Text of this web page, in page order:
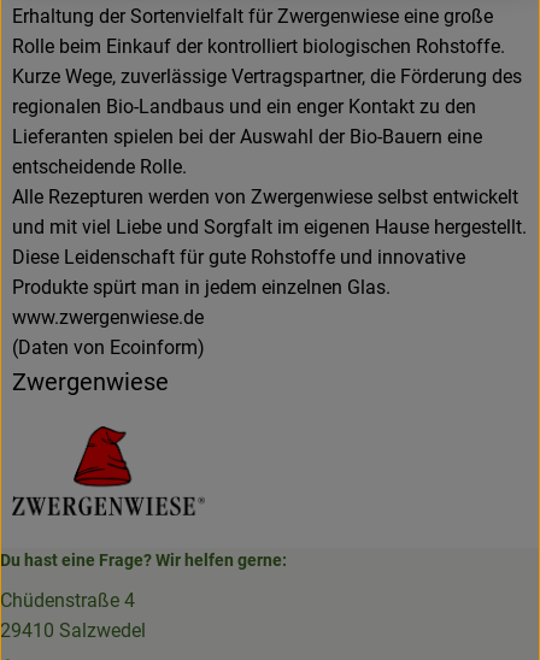
Erhaltung der Sortenvielfalt für Zwergenwiese eine große
Rolle beim Einkauf der kontrolliert biologischen Rohstoffe.
Kurze Wege, zuverlässige Vertragspartner, die Förderung des
regionalen Bio-Landbaus und ein enger Kontakt zu den
Lieferanten spielen bei der Auswahl der Bio-Bauern eine
entscheidende Rolle.
Alle Rezepturen werden von Zwergenwiese selbst entwickelt
und mit viel Liebe und Sorgfalt im eigenen Hause hergestellt.
Diese Leidenschaft für gute Rohstoffe und innovative
Produkte spürt man in jedem einzelnen Glas.
www.zwergenwiese.de
(Daten von Ecoinform)
Zwergenwiese
Du hast eine Frage? Wir helfen gerne:
Chüdenstraße 4
29410 Salzwedel